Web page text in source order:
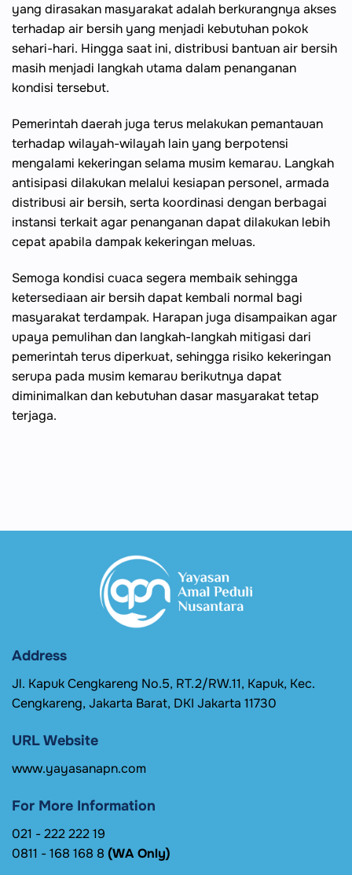
yang dirasakan masyarakat adalah berkurangnya akses
terhadap air bersih yang menjadi kebutuhan pokok
sehari-hari. Hingga saat ini, distribusi bantuan air bersih
masih menjadi langkah utama dalam penanganan
kondisi tersebut.
Pemerintah daerah juga terus melakukan pemantauan
terhadap wilayah-wilayah lain yang berpotensi
mengalami kekeringan selama musim kemarau. Langkah
antisipasi dilakukan melalui kesiapan personel, armada
distribusi air bersih, serta koordinasi dengan berbagai
instansi terkait agar penanganan dapat dilakukan lebih
cepat apabila dampak kekeringan meluas.
Semoga kondisi cuaca segera membaik sehingga
ketersediaan air bersih dapat kembali normal bagi
masyarakat terdampak. Harapan juga disampaikan agar
upaya pemulihan dan langkah-langkah mitigasi dari
pemerintah terus diperkuat, sehingga risiko kekeringan
serupa pada musim kemarau berikutnya dapat
diminimalkan dan kebutuhan dasar masyarakat tetap
terjaga.
Address
Jl. Kapuk Cengkareng No.5, RT.2/RW.11, Kapuk, Kec.
Cengkareng, Jakarta Barat, DKI Jakarta 11730
URL Website
www.yayasanapn.com
For More Information
021 - 222 222 19
0811 - 168 168 8 (WA Only)